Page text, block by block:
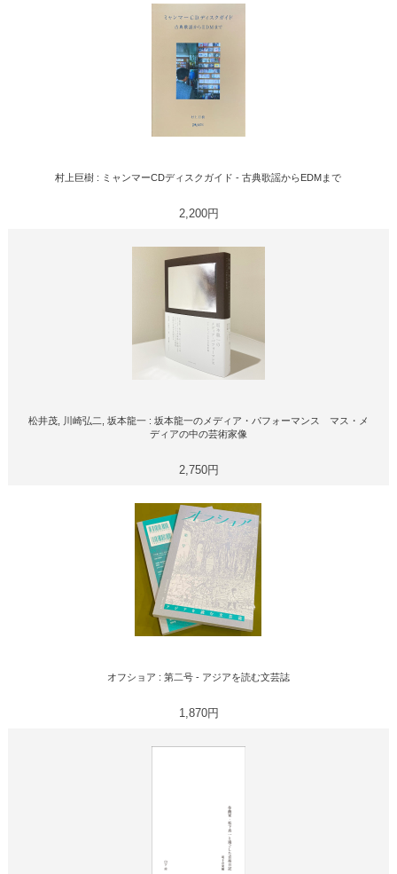
村上巨樹 : ミャンマーCDディスクガイド - 古典歌謡からEDMまで
2,200円
松井茂, 川崎弘二, 坂本龍一 : 坂本龍一のメディア・パフォーマンス マス・メ
ディアの中の芸術家像
2,750円
オフショア : 第二号 - アジアを読む文芸誌
1,870円